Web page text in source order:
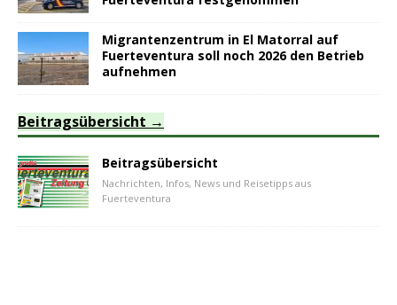
Migrantenzentrum in El Matorral auf
Fuerteventura soll noch 2026 den Betrieb
aufnehmen
Beitragsübersicht
Beitragsübersicht
Nachrichten, Infos, News und Reisetipps aus
Fuerteventura